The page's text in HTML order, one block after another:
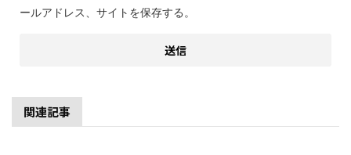
ールアドレス、サイトを保存する。
関連記事